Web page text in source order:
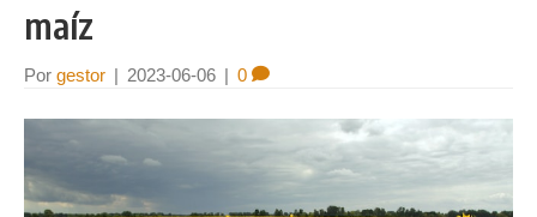
maíz
Por gestor 2023-06-06 0